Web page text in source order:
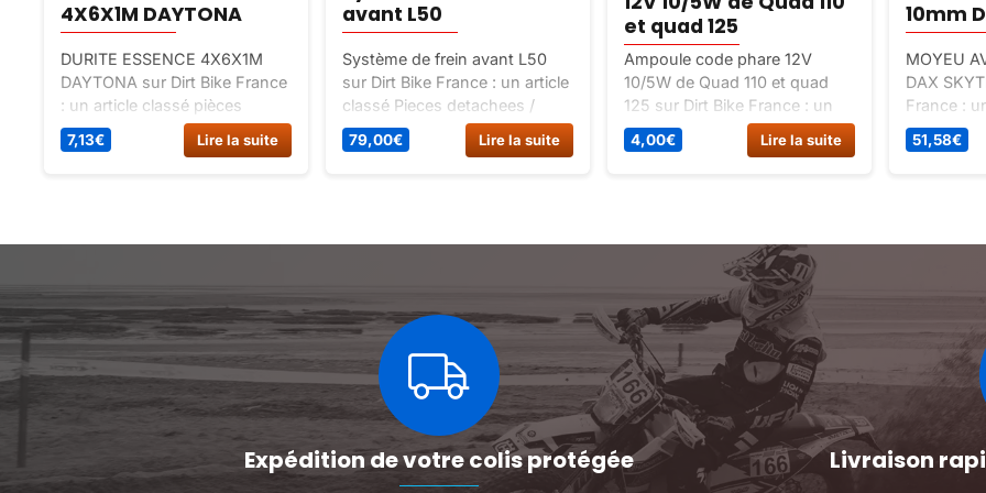
4X6X1M DAYTONA
DURITE ESSENCE 4X6X1M
DAYTONA sur Dirt Bike France
: un article classé pièces
détachées dax 12v, spécial
reservoir-selle dax 12v.
7,13€ Lire la suite
avant L50
Système de frein avant L50
sur Dirt Bike France : un article
classé Pieces detachees /
freinage / kit frein.
79,00€ Lire la suite
et quad 125
Ampoule code phare 12V
10/5W de Quad 110 et quad
125 sur Dirt Bike France : un
article classé Pieces detachees
/ pieces quad / electricite.
4,00€ Lire la suite
10mm
MOYEU
DAX
France :
pièces
spécial
51,58€
Expédition de votre colis protégée Livraison